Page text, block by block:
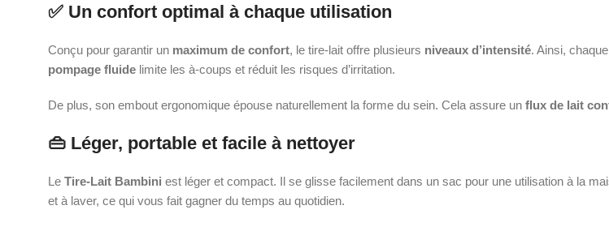
✅ Un confort optimal à chaque utilisation
Conçu pour garantir un maximum de confort, le tire-lait offre plusieurs niveaux d’intensité. Ainsi,
pompage fluide limite les à-coups et réduit les risques d’irritation.
De plus, son embout ergonomique épouse naturellement la forme du sein. Cela assure unflux de lait
👜 Léger, portable et facile à nettoyer
LeTire-Lait Bambini est léger et compact. Il se glisse facilement dans un sac pour une utilisation à la
et à laver, ce qui vous fait gagner du temps au quotidien.